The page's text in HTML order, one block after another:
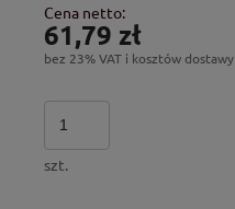
Cena netto:
61,79 zł
bez 23% VAT i kosztów dostawy
szt.